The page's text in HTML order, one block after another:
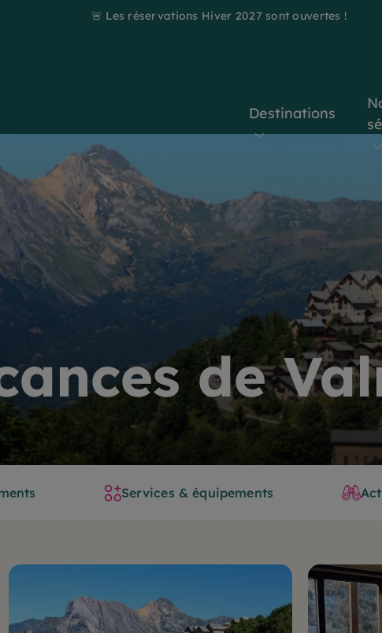
🚨 Les réservations Hiver 2027 sont ouvertes !
Destinations
de
Services & équipements